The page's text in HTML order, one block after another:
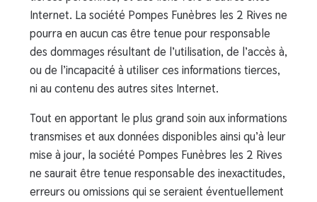
Internet. La société Pompes Funèbres les 2 Rives ne
pourra en aucun cas être tenue pour responsable
des dommages résultant de l’utilisation, de l’accès à,
ou de l’incapacité à utiliser ces informations tierces,
ni au contenu des autres sites Internet.
Tout en apportant le plus grand soin aux informations
transmises et aux données disponibles ainsi qu’à leur
mise à jour, la société Pompes Funèbres les 2 Rives
ne saurait être tenue responsable des inexactitudes,
erreurs ou omissions qui se seraient éventuellement